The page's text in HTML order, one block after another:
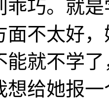
乖巧。就
面不太好
能就不学
想给她报